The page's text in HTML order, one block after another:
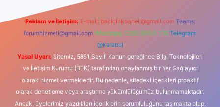
Reklam ve İletişim: E-mail: backlinkpaneli@gmail.com Teams:
forumhizmeti@gmail.com Whatsapp: 0262 606 0 726 Telegram:
@karabul
Yasal Uyarı: Sitemiz, 5651 Sayılı Kanun gereğince Bilgi Teknolojileri
ve İletişim Kurumu (BTK) tarafından onaylanmış bir Yer Sağlayıcı
olarak hizmet vermektedir. Bu nedenle, sitedeki içerikleri proaktif
olarak denetleme veya araştırma yükümlülüğümüz bulunmamaktadır.
Ancak, üyelerimiz yazdıkları içeriklerin sorumluluğunu taşımakta olup,